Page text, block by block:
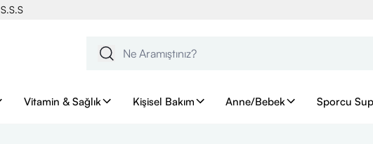
S.S.S
Vitamin & Sağlık Kişisel Bakım Anne/Bebek Sporcu